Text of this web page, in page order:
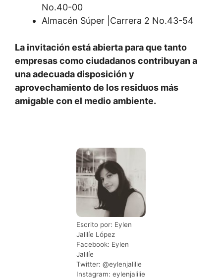
No.40-00
Almacén Súper |Carrera 2 No.43-54
La invitación está abierta para que tanto
empresas como ciudadanos contribuyan a
una adecuada disposición y
aprovechamiento de los residuos más
amigable con el medio ambiente.
Escrito por: Eylen
Jalilíe López
Facebook: Eylen
Jalilíe
Twitter: @eylenjalilie
Instagram: eylenjalilie